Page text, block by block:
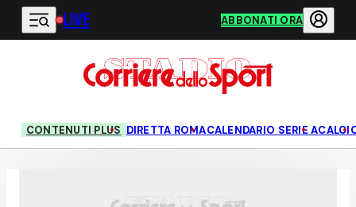
Vai al contenuto principale
LIVE ABBONATI ORA
CONTENUTI PLUS DIRETTA ROMACALENDARIO SERIE A